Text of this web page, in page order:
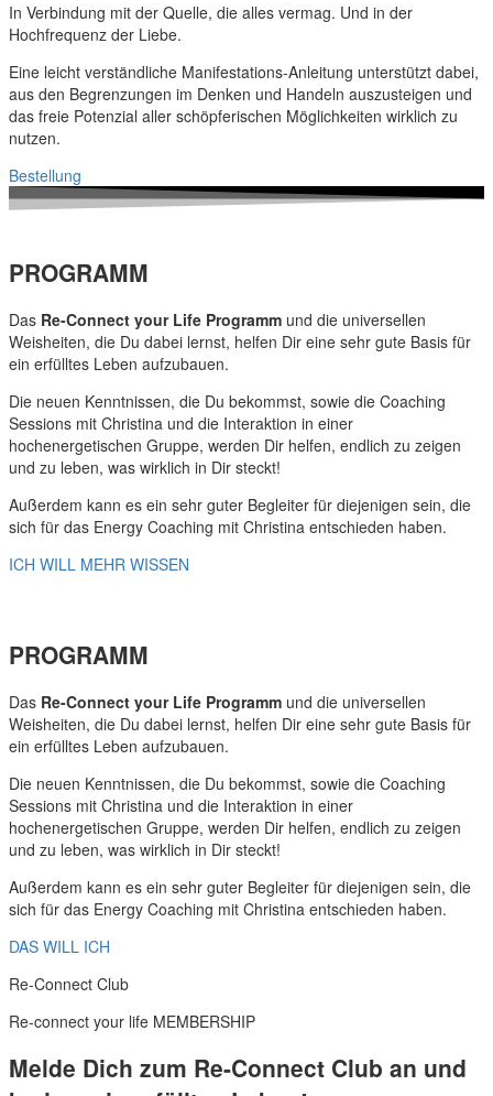
In Verbindung mit der Quelle, die alles vermag. Und in der
Hochfrequenz der Liebe.
Eine leicht verständliche Manifestations-Anleitung unterstützt dabei,
aus den Begrenzungen im Denken und Handeln auszusteigen und
das freie Potenzial aller schöpferischen Möglichkeiten wirklich zu
nutzen.
Bestellung
PROGRAMM
Das Re-Connect your Life Programm und die universellen
Weisheiten, die Du dabei lernst, helfen Dir eine sehr gute Basis für
ein erfülltes Leben aufzubauen.
Die neuen Kenntnissen, die Du bekommst, sowie die Coaching
Sessions mit Christina und die Interaktion in einer
hochenergetischen Gruppe, werden Dir helfen, endlich zu zeigen
und zu leben, was wirklich in Dir steckt!
Außerdem kann es ein sehr guter Begleiter für diejenigen sein, die
sich für das Energy Coaching mit Christina entschieden haben.
ICH WILL MEHR WISSEN
PROGRAMM
Das Re-Connect your Life Programm und die universellen
Weisheiten, die Du dabei lernst, helfen Dir eine sehr gute Basis für
ein erfülltes Leben aufzubauen.
Die neuen Kenntnissen, die Du bekommst, sowie die Coaching
Sessions mit Christina und die Interaktion in einer
hochenergetischen Gruppe, werden Dir helfen, endlich zu zeigen
und zu leben, was wirklich in Dir steckt!
Außerdem kann es ein sehr guter Begleiter für diejenigen sein, die
sich für das Energy Coaching mit Christina entschieden haben.
DAS WILL ICH
Re-Connect Club
Re-connect your life MEMBERSHIP
Melde Dich zum Re-Connect Club an und